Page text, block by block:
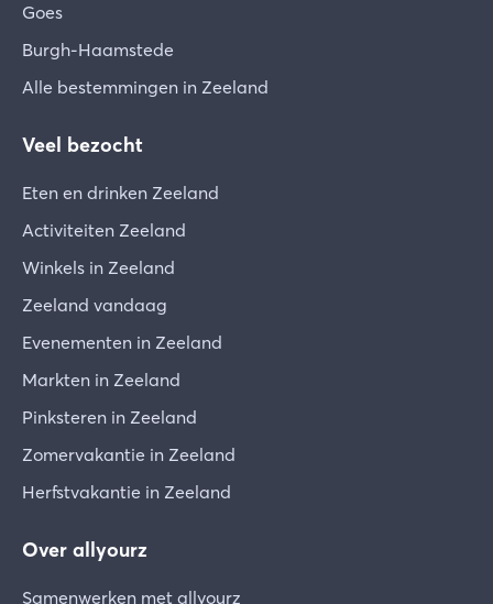
Goes
Burgh-Haamstede
Alle bestemmingen in Zeeland
Veel bezocht
Eten en drinken Zeeland
Activiteiten Zeeland
Winkels in Zeeland
Zeeland vandaag
Evenementen in Zeeland
Markten in Zeeland
Pinksteren in Zeeland
Zomervakantie in Zeeland
Herfstvakantie in Zeeland
Over allyourz
Samenwerken met allyourz